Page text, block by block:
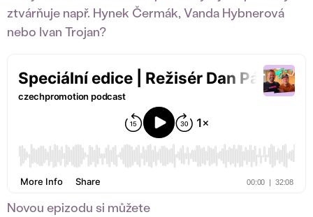
ztvárňuje např. Hynek Čermák, Vanda Hybnerová
nebo Ivan Trojan?
Novou epizodu si můžete